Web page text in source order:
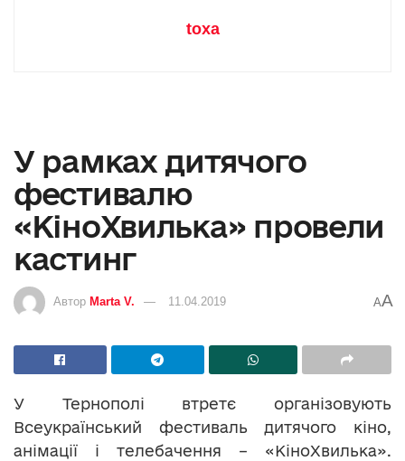
toxa
У рамках дитячого
фестивалю
«КіноХвилька» провели
кастинг
Автор Marta V. 11.04.2019 AA
У Тернополі втретє організовують
Всеукраїнський фестиваль дитячого кіно,
анімації і телебачення – «КіноХвилька».